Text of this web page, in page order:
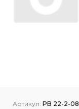
Артикул: PB 22-2-08